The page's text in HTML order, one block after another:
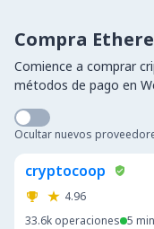
Compra
Comience a comprar
métodos de pago en
Ocultar nuevos
cryptocoop
4.96
33.6k operaciones 5